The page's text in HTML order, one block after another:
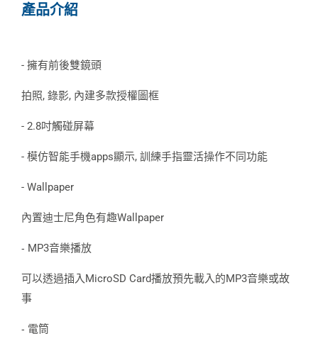
產品介紹
- 擁有前後雙鏡頭
拍照, 錄影, 內建多款授權圖框
- 2.8吋觸碰屏幕
- 模仿智能手機apps顯示, 訓練手指靈活操作不同功能
- Wallpaper
內置迪士尼角色有趣Wallpaper
- MP3音樂播放
可以透過插入MicroSD Card播放預先載入的MP3音樂或故
事
- 電筒